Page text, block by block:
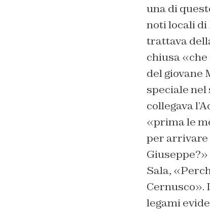
una di
noti locali di
trattava
chiusa
del giovane
speciale nel
collegava
«prima le
per arrivare
Sala,
Cernusco».
legami